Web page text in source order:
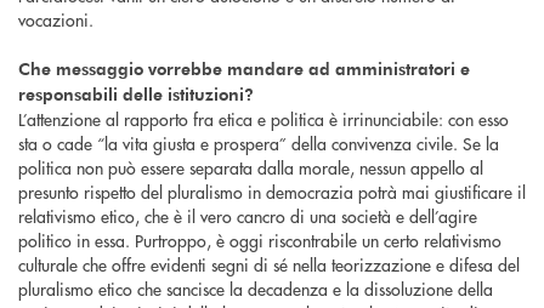
vocazioni.
Che messaggio vorrebbe mandare ad amministratori e
responsabili delle istituzioni?
L’attenzione al rapporto fra etica e politica è irrinunciabile: con esso
sta o cade “la vita giusta e prospera” della convivenza civile. Se la
politica non può essere separata dalla morale, nessun appello al
presunto rispetto del pluralismo in democrazia potrà mai giustificare il
relativismo etico, che è il vero cancro di una società e dell’agire
politico in essa. Purtroppo, è oggi riscontrabile un certo relativismo
culturale che offre evidenti segni di sé nella teorizzazione e difesa del
pluralismo etico che sancisce la decadenza e la dissoluzione della